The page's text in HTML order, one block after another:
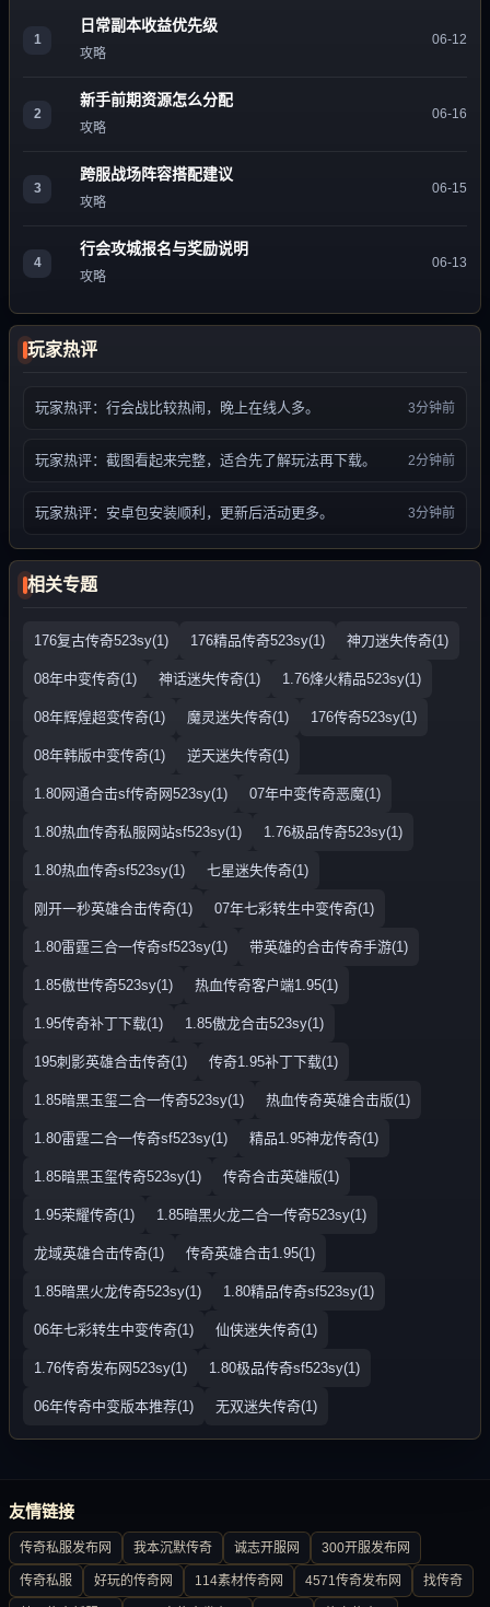
1
日常副本收益优先级
攻略
06-12
2
新手前期资源怎么分配
攻略
06-16
3
跨服战场阵容搭配建议
攻略
06-15
4
行会攻城报名与奖励说明
攻略
06-13
玩家热评
玩家热评：行会战比较热闹，晚上在线人多。 3分钟前
玩家热评：截图看起来完整，适合先了解玩法再下载。 2分钟前
玩家热评：安卓包安装顺利，更新后活动更多。 3分钟前
相关专题
176复古传奇523sy(1) 176精品传奇523sy(1) 神刀迷失传奇(1)
08年中变传奇(1) 神话迷失传奇(1) 1.76烽火精品523sy(1)
08年辉煌超变传奇(1) 魔灵迷失传奇(1) 176传奇523sy(1)
08年韩版中变传奇(1) 逆天迷失传奇(1)
1.80网通合击sf传奇网523sy(1) 07年中变传奇恶魔(1)
1.80热血传奇私服网站sf523sy(1) 1.76极品传奇523sy(1)
1.80热血传奇sf523sy(1) 七星迷失传奇(1)
刚开一秒英雄合击传奇(1) 07年七彩转生中变传奇(1)
1.80雷霆三合一传奇sf523sy(1) 带英雄的合击传奇手游(1)
1.85傲世传奇523sy(1) 热血传奇客户端1.95(1)
1.95传奇补丁下载(1) 1.85傲龙合击523sy(1)
195刺影英雄合击传奇(1) 传奇1.95补丁下载(1)
1.85暗黑玉玺二合一传奇523sy(1) 热血传奇英雄合击版(1)
1.80雷霆二合一传奇sf523sy(1) 精品1.95神龙传奇(1)
1.85暗黑玉玺传奇523sy(1) 传奇合击英雄版(1)
1.95荣耀传奇(1) 1.85暗黑火龙二合一传奇523sy(1)
龙域英雄合击传奇(1) 传奇英雄合击1.95(1)
1.85暗黑火龙传奇523sy(1) 1.80精品传奇sf523sy(1)
06年七彩转生中变传奇(1) 仙侠迷失传奇(1)
1.76传奇发布网523sy(1) 1.80极品传奇sf523sy(1)
06年传奇中变版本推荐(1) 无双迷失传奇(1)
友情链接
传奇私服发布网 我本沉默传奇 诚志开服网 300开服发布网
传奇私服 好玩的传奇网 114素材传奇网 4571传奇发布网 找传奇